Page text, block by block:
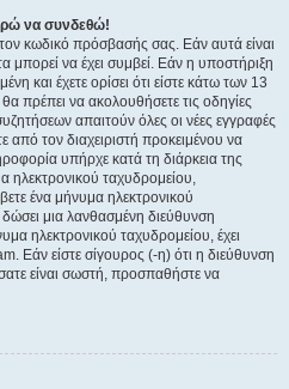
να συνδεθώ!
κωδικό πρόσβασής σας. Εάν αυτά είναι
να έχει συμβεί. Εάν η υποστήριξη
και έχετε ορίσει ότι είστε κάτω των 13
πρέπει να ακολουθήσετε τις οδηγίες
απαιτούν όλες οι νέες εγγραφές
από τον διαχειριστή προκειμένου να
υπήρχε κατά τη διάρκεια της
ηλεκτρονικού ταχυδρομείου,
ένα μήνυμα ηλεκτρονικού
μια λανθασμένη διεύθυνση
ηλεκτρονικού ταχυδρομείου, έχει
Εάν είστε σίγουρος (-η) ότι η διεύθυνση
είναι σωστή, προσπαθήστε να